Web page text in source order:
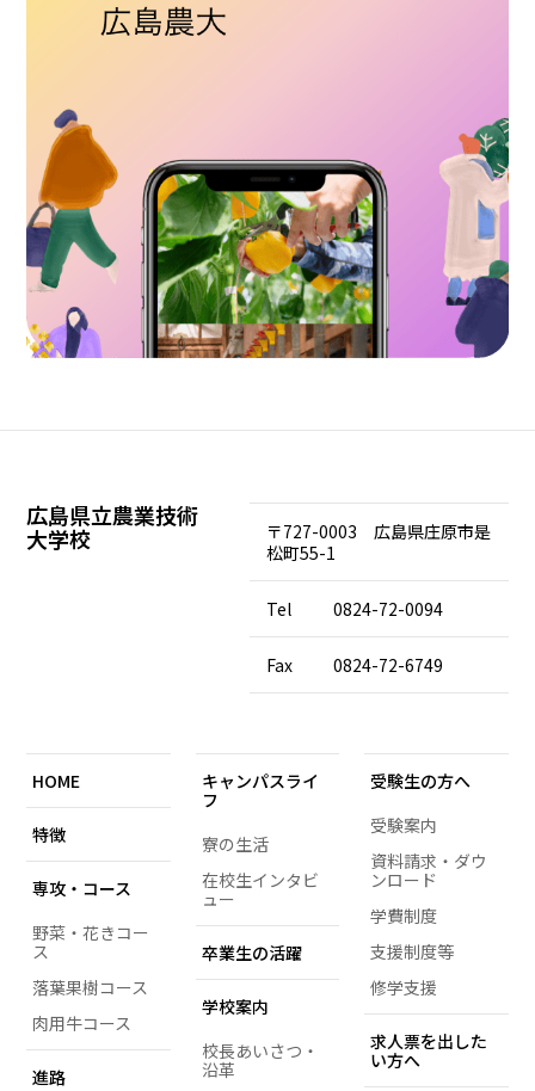
広島県立農業技術
大学校
〒727-0003 広島県庄原市是
松町55-1
Tel 0824-72-0094
Fax 0824-72-6749
HOME
特徴
専攻・コース
野菜・花きコー
ス
落葉果樹コース
肉用牛コース
進路
キャンパスライ
フ
寮の生活
在校生インタビ
ュー
卒業生の活躍
学校案内
校長あいさつ・
沿革
受験生の方へ
受験案内
資料請求・ダウ
ンロード
学費制度
支援制度等
修学支援
求人票を出した
い方へ